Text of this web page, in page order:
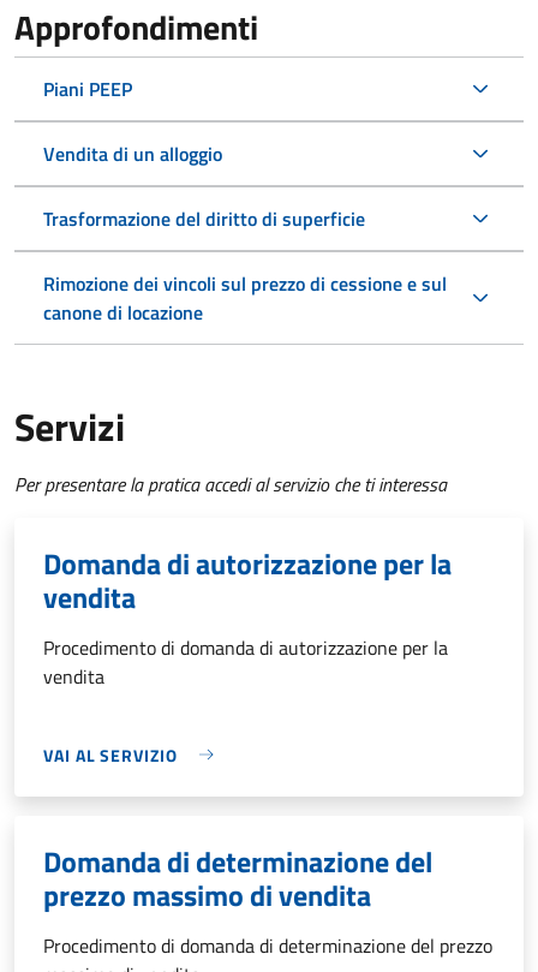
Approfondimenti
Piani PEEP
Vendita di un alloggio
Trasformazione del diritto di superficie
Rimozione dei vincoli sul prezzo di cessione e sul
canone di locazione
Servizi
Per presentare la pratica accedi al servizio che ti interessa
Domanda di autorizzazione per la
vendita
Procedimento di domanda di autorizzazione per la
vendita
VAI AL SERVIZIO
Domanda di determinazione del
prezzo massimo di vendita
Procedimento di domanda di determinazione del prezzo